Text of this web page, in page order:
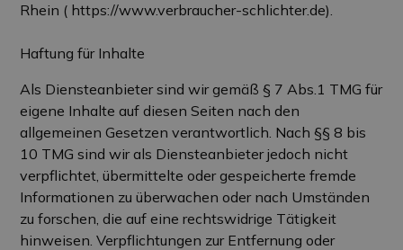
Rhein ( https://www.verbraucher-schlichter.de).
Haftung für Inhalte
Als Diensteanbieter sind wir gemäß § 7 Abs.1 TMG für
eigene Inhalte auf diesen Seiten nach den
allgemeinen Gesetzen verantwortlich. Nach §§ 8 bis
10 TMG sind wir als Diensteanbieter jedoch nicht
verpflichtet, übermittelte oder gespeicherte fremde
Informationen zu überwachen oder nach Umständen
zu forschen, die auf eine rechtswidrige Tätigkeit
hinweisen. Verpflichtungen zur Entfernung oder